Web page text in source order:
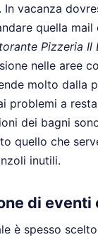
In vacanza
quella
Pizzeria Il
nelle aree
molto dalla
problemi a
dei bagni
quello che
inutili.
di eventi
è spesso